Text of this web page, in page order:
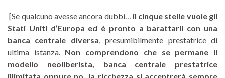
[Se qualcuno avesse ancora dubbi… il cinque stelle vuole gli
Stati Uniti d’Europa ed è pronto a barattarli con una
banca centrale diversa, presumibilmente prestatrice di
ultima istanza. Non comprendono che se permane il
modello neoliberista, banca centrale prestatrice
illimitata oppure no, la ricchezza si accentrerà sempre